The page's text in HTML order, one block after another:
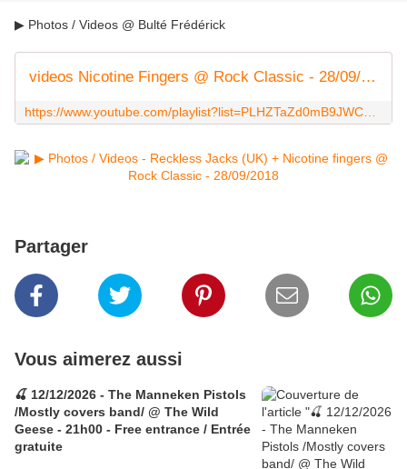
▶ Photos / Videos @ Bulté Frédérick
videos Nicotine Fingers @ Rock Classic - 28/09/2018 - YouTube
Partager
Vous aimerez aussi
🍒 12/12/2026 - The Manneken Pistols
/Mostly covers band/ @ The Wild
Geese - 21h00 - Free entrance / Entrée
gratuite